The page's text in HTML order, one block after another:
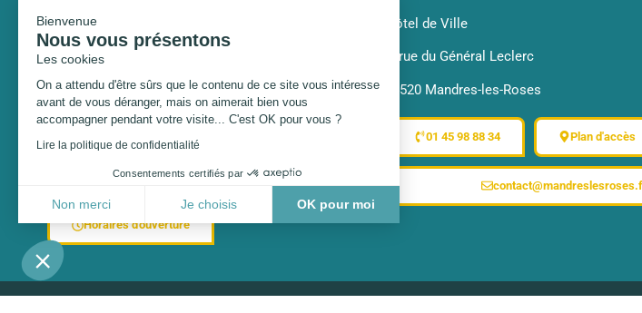
Nous vous présentons
Les cookies
On a attendu d'être sûrs que le contenu
de ce site vous intéresse avant de vous déranger, mais on
aimerait bien vous accompagner pendant votre visite... C'est OK
pour vous ?
Lire la politique de confidentialité
Consentements certifiés par
Non merci Je choisis OK pour moi
Axeptio consent
Plateforme de Gestion du Consentement : Personnalisez vos Options
Notre plateforme vous permet d'adapter et de gérer vos paramètres de confidentialité,
Horaires d'ouverture
Du lundi au vendredi: 8h45 – 12h / 14h – 17h30
Le deuxième samedi du mois: 8h45 – 12h
fonction de vos démarches à effectuer, ci-
Horaires d'ouverture
Hôtel de Ville
4, rue du Général Leclerc
94520 Mandres-les-Roses
01 45 98 88 34 Plan d'accès